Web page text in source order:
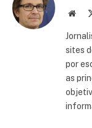
sites
por
as